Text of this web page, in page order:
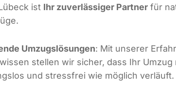
ist Ihr zuverlässiger Partner für
Umzugslösungen: Mit unserer
stellen wir sicher, dass Ihr Umzug
und stressfrei wie möglich verläuft.